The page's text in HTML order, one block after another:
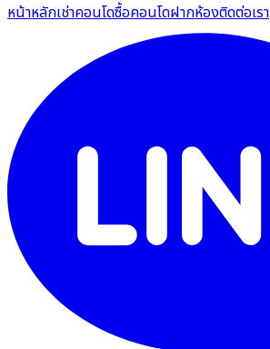
หน้าหลักเช่าคอนโดซื้อคอนโดฝากห้องติดต่อเรา